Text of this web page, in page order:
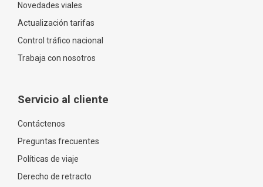
Novedades viales
Actualización tarifas
Control tráfico nacional
Trabaja con nosotros
Servicio al cliente
Contáctenos
Preguntas frecuentes
Políticas de viaje
Derecho de retracto